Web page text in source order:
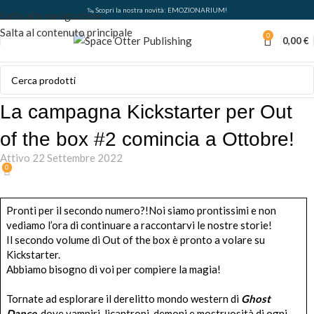
Salta alla navigazione
Salta al contenuto principale
🦦 Scopri la nostra novità: EMOZIONARIUM!
0 0,00€
La campagna Kickstarter per Out
of the box #2 comincia a Ottobre!
Attivo 22 Settembre 2022
0
Pronti per il secondo numero?!Noi siamo prontissimi e non
vediamo l’ora di continuare a raccontarvi le nostre storie!
Il secondo volume di Out of the box è pronto a volare su
Kickstarter.
Abbiamo bisogno di voi per compiere la magia!
Tornate ad esplorare il derelitto mondo western di Ghost